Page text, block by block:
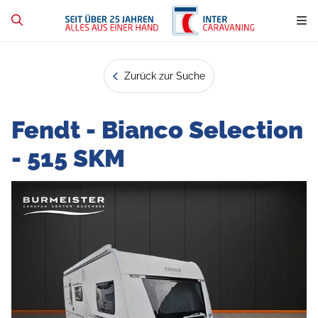
Zurück zur Suche
Fendt - Bianco Selection
- 515 SKM